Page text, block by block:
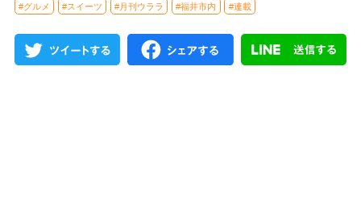
#グルメ #スイーツ #月刊ウララ #福井市内 #連載